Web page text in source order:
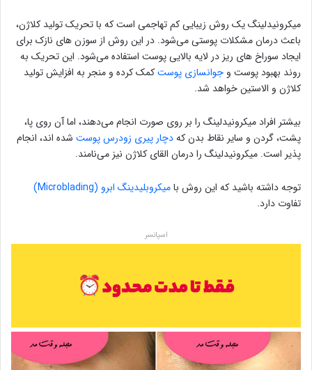
میکرونیدلینگ یک روش زیبایی کم تهاجمی است که با تحریک تولید کلاژن،
باعث درمان مشکلات پوستی می‌شود. در این روش از سوزن های نازک برای
ایجاد سوراخ های ریز در لایه بالایی پوست استفاده می‌شود. این تحریک به
روند بهبود پوست و جوانسازی پوستکمک کرده و منجر به افزایش تولید
کلاژن و الاستین خواهد شد.
بیشتر افراد میکرونیدلینگ را بر روی صورت انجام می‌دهند، اما آن روی پا،
پشت، گردن و سایر نقاط بدن کهدچار پیری زودرس پوست شده اند، انجام
پذیر است. میکرونیدلینگ را درمان القای کلاژن نیز می‌نامند.
توجه داشته باشید که این روش بامیکروبلیدینگ ابرو (Microblading)
تفاوت دارد.
اسپانسر